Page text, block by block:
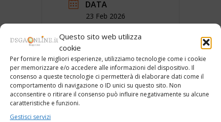
Questo sito web utilizza
cookie
Per fornire le migliori esperienze, utilizziamo tecnologie come i cookie
per memorizzare e/o accedere alle informazioni del dispositivo. Il
consenso a queste tecnologie ci permetterà di elaborare dati come il
comportamento di navigazione o ID unici su questo sito. Non
acconsentire o ritirare il consenso può influire negativamente su alcune
caratteristiche e funzioni.
Gestisci servizi
DATA
23 Feb 2026
I soci possono
alle registrazioni
degli eventi!
ORA